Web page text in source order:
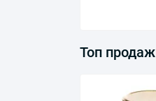
Топ продаж